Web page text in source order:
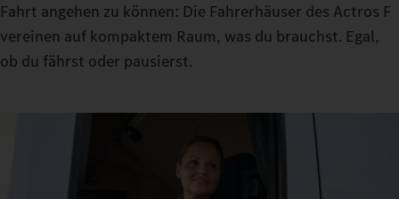
Fahrt angehen zu können: Die Fahrerhäuser des Actros F
vereinen auf kompaktem Raum, was du brauchst. Egal,
ob du fährst oder pausierst.